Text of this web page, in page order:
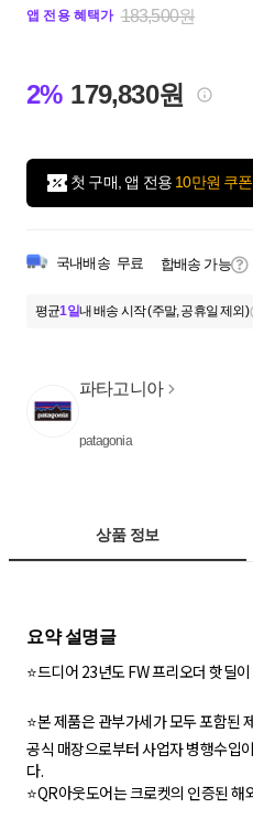
앱 전용 혜택가 183,500원
2% 179,830원
첫 구매, 앱 전용 10만원 쿠
국내배송 무료 합배송 가능
평균1일내 배송 시작 (주말, 공휴일 제외)
파타고니아
patagonia
상품 정보
요약 설명글
⭐드디어 23년도 FW 프리오더 핫딜
⭐본 제품은 관부가세가 모두 포함된
공식 매장으로부터 사업자 병행수입
다.
⭐QR아웃도어는 크로켓의 인증된 해